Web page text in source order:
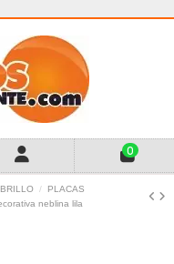
0
PLACAS
neblina lila